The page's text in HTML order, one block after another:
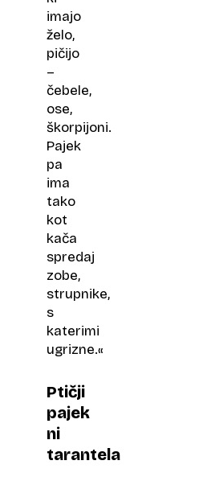
imajo
želo,
pičijo
–
čebele,
ose,
škorpijoni.
Pajek
pa
ima
tako
kot
kača
spredaj
zobe,
strupnike,
s
katerimi
ugrizne.«
Ptičji
pajek
ni
tarantela